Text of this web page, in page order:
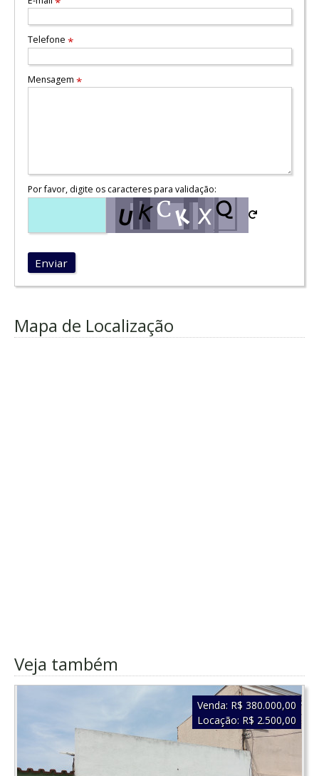
Telefone *
Mensagem *
Por favor, digite os caracteres para validação:
Enviar
Mapa de Localização
Veja também
Venda: R$ 380.000,00
Locação: R$ 2.500,00